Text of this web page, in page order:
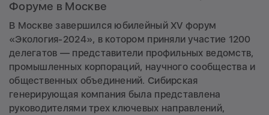
Форуме в Москве
В Москве завершился юбилейный XV форум
«Экология-2024», в котором приняли участие 1200
делегатов — представители профильных ведомств,
промышленных корпораций, научного сообщества и
общественных объединений. Сибирская
генерирующая компания была представлена
руководителями трех ключевых направлений,